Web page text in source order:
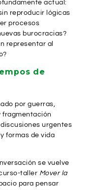
actual:
reproducir lógicas
procesos
burocracias?
representar al
de
por guerras,
fragmentación
urgentes
formas de vida
se vuelve
taller Mover la
para pensar